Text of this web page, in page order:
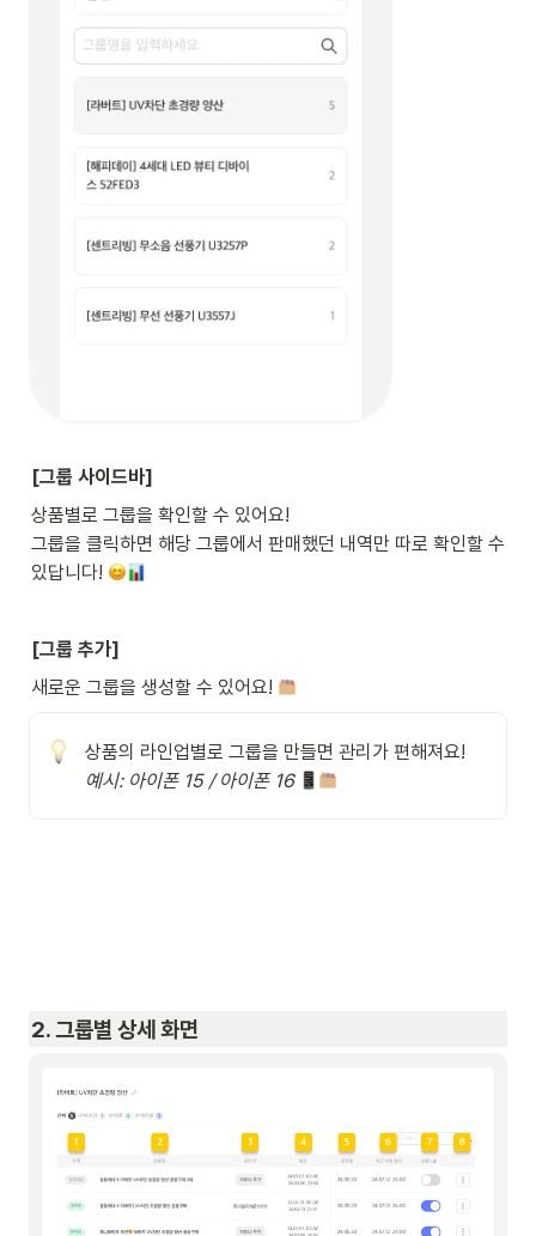
[그룹 사이드바]
상품별로 그룹을 확인할 수 있어요!
그룹을 클릭하면 해당 그룹에서 판매했던 내역만 따로 확인할 수
있답니다!
[그룹 추가]
새로운 그룹을 생성할 수 있어요!
예시: 아이폰 15 / 아이폰 16
2. 그룹별 상세 화면